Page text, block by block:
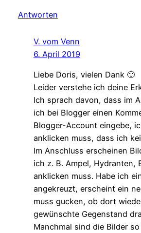
Antworten
V. vom Venn
6. April 2019
Liebe Doris, vielen Dank 🙂
Leider verstehe ich deine
Ich sprach davon, dass im
ich bei Blogger einen
Blogger-Account eingebe,
anklicken muss, dass ich
Im Anschluss erscheinen
ich z. B. Ampel, Hydranten,
anklicken muss. Habe ich
angekreuzt, erscheint ein
muss gucken, ob dort
gewünschte Gegenstand
Manchmal sind die Bilder